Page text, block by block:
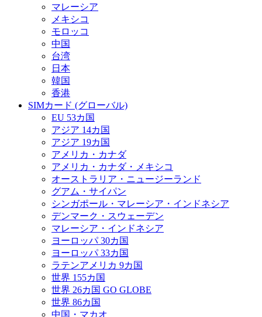
マレーシア
メキシコ
モロッコ
中国
台湾
日本
韓国
香港
SIMカード (グローバル)
EU 53カ国
アジア 14カ国
アジア 19カ国
アメリカ・カナダ
アメリカ・カナダ・メキシコ
オーストラリア・ニュージーランド
グアム・サイパン
シンガポール・マレーシア・インドネシア
デンマーク・スウェーデン
マレーシア・インドネシア
ヨーロッパ 30カ国
ヨーロッパ 33カ国
ラテンアメリカ 9カ国
世界 155カ国
世界 26カ国 GO GLOBE
世界 86カ国
中国・マカオ